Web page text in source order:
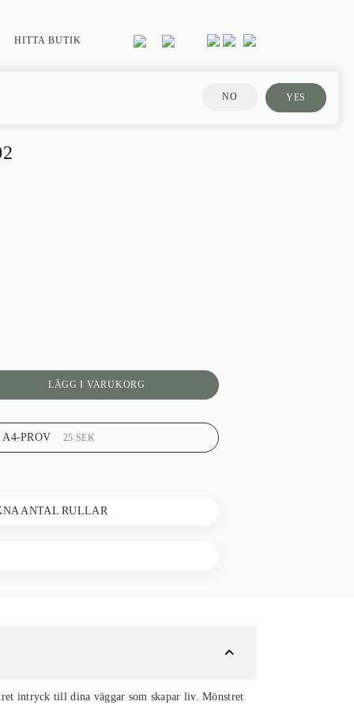
HITTA BUTIK
LÄGG I VARUKORG
ANTAL RULLAR
A4-PROV 25 SEK
intryck till dina väggar som skapar liv. Mönstret
NO YES